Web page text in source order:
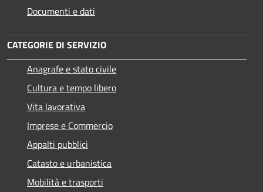
Documenti e dati
CATEGORIE DI SERVIZIO
Anagrafe e stato civile
Cultura e tempo libero
Vita lavorativa
Imprese e Commercio
Appalti pubblici
Catasto e urbanistica
Mobilità e trasporti